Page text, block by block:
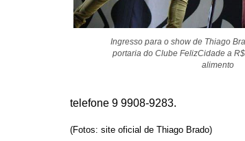
Ingresso para o show de Thiago
portaria do Clube FelizCidade a
alimento
telefone 9 9908-9283.
(Fotos: site oficial de Thiago Brado)